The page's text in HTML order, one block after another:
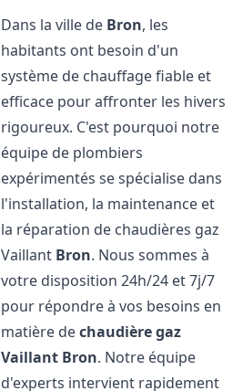
Dans la ville de Bron, les
habitants ont besoin d'un
système de chauffage fiable et
efficace pour affronter les hivers
rigoureux. C'est pourquoi notre
équipe de plombiers
expérimentés se spécialise dans
l'installation, la maintenance et
la réparation de chaudières gaz
Vaillant Bron. Nous sommes à
votre disposition 24h/24 et 7j/7
pour répondre à vos besoins en
matière dechaudière gaz
Vaillant Bron. Notre équipe
d'experts intervient rapidement